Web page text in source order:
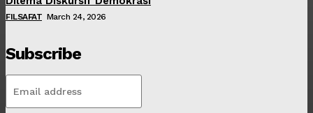
FILSAFAT March 24, 2026
Subscribe